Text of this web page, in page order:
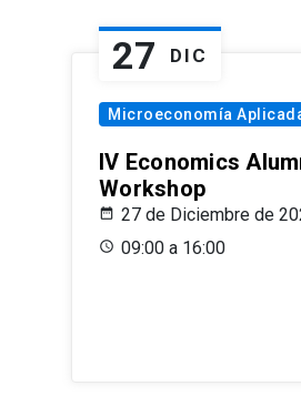
27 DIC
Microeconomía
IV Economics
Workshop
27 de Diciembre de
09:00 a 16:00